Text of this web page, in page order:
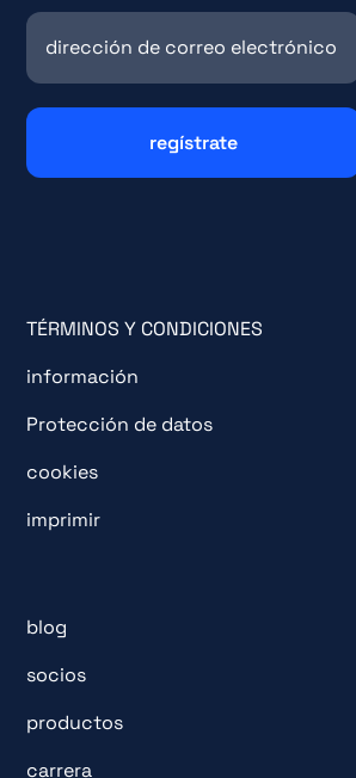
TÉRMINOS Y CONDICIONES
información
Protección de datos
cookies
imprimir
blog
socios
productos
carrera